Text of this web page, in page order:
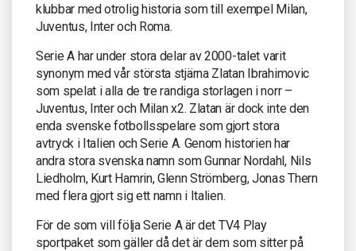
klubbar med otrolig historia som till exempel Milan,
Juventus, Inter och Roma.
Serie A har under stora delar av 2000-talet varit
synonym med vår största stjärna Zlatan Ibrahimovic
som spelat i alla de tre randiga storlagen i norr –
Juventus, Inter och Milan x2. Zlatan är dock inte den
enda svenske fotbollsspelare som gjort stora
avtryck i Italien och Serie A. Genom historien har
andra stora svenska namn som Gunnar Nordahl, Nils
Liedholm, Kurt Hamrin, Glenn Strömberg, Jonas Thern
med flera gjort sig ett namn i Italien.
För de som vill följa Serie A är det TV4 Play
sportpaket som gäller då det är dem som sitter på